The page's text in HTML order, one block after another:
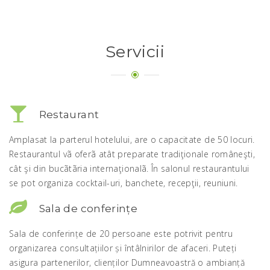
Servicii
Restaurant
Amplasat la parterul hotelului, are o capacitate de 50 locuri.
Restaurantul vã oferã atât preparate tradiţionale româneşti,
cât şi din bucãtãria internaţionalã. În salonul restaurantului
se pot organiza cocktail-uri, banchete, recepţii, reuniuni.
Sala de conferințe
Sala de conferințe de 20 persoane este potrivit pentru
organizarea consultațiilor și întâlnirilor de afaceri. Puteți
asigura partenerilor, clienților Dumneavoastră o ambianță